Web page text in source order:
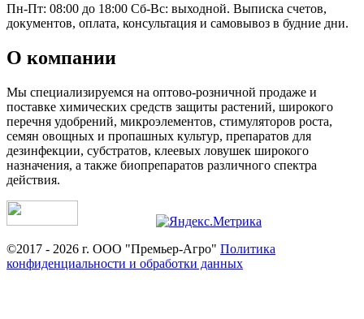
Пн-Пт: 08:00 до 18:00 Сб-Вс: выходной. Выписка счетов,
документов, оплата, консультация и самовывоз в будние дни.
О компании
Мы специализируемся на оптово-розничной продаже и
поставке химических средств защиты растений, широкого
перечня удобрений, микроэлементов, стимуляторов роста,
семян овощных и пропашных культур, препаратов для
дезинфекции, субстратов, клеевых ловушек широкого
назначения, а также биопрепаратов различного спектра
действия.
©2017 - 2026 г. ООО "Премьер-Агро" Политика
конфиденциальности и обработки данных